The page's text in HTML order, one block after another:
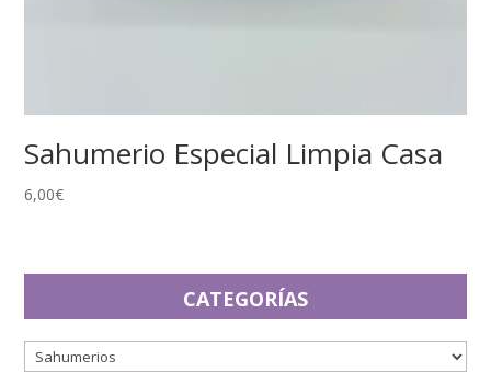
Sahumerio Especial Limpia Casa
6,00€
CATEGORÍAS